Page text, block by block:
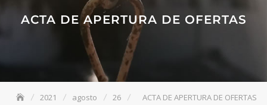
ACTA DE APERTURA DE OFERTAS
2021 agosto 26 ACTA DE APERTURA DE OFERTAS